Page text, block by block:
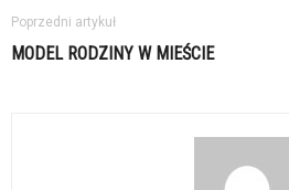
Poprzedni artykuł
MODEL RODZINY W MIEŚCIE